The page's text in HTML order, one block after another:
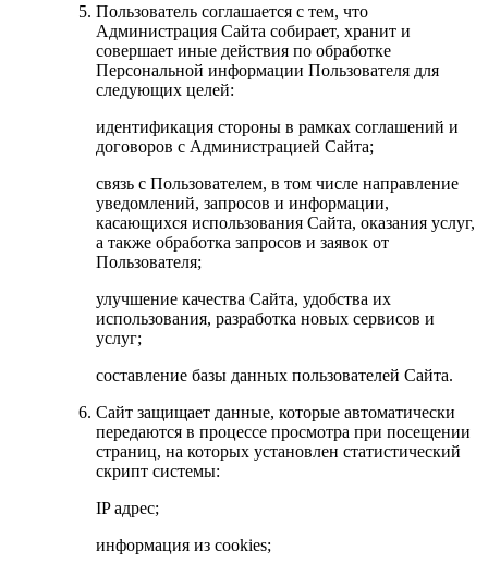
Пользователь соглашается с тем, что
Администрация Сайта собирает, хранит и
совершает иные действия по обработке
Персональной информации Пользователя для
следующих целей:
идентификация стороны в рамках соглашений и
договоров с Администрацией Сайта;
связь с Пользователем, в том числе направление
уведомлений, запросов и информации,
касающихся использования Сайта, оказания услуг,
а также обработка запросов и заявок от
Пользователя;
улучшение качества Сайта, удобства их
использования, разработка новых сервисов и
услуг;
составление базы данных пользователей Сайта.
Сайт защищает данные, которые автоматически
передаются в процессе просмотра при посещении
страниц, на которых установлен статистический
скрипт системы:
IP адрес;
информация из cookies;